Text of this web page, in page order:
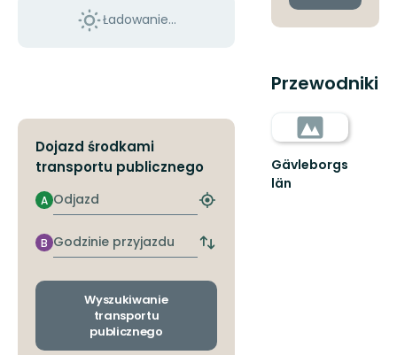
Ładowanie...
Dojazd środkami
transportu publicznego
Odjazd
A
Znajdź
przystanek
Godzinie
przyjazdu
B
Zmiana
odjazdu
Wyszukiwanie
transportu
publicznego
Przewodniki
Gävleborgs
län